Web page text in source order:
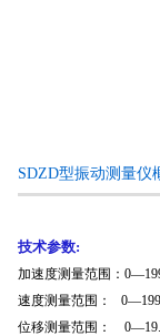
SDZD型振动测量仪
技术参数:
加速度测量范围：
速度测量范围：
位移测量范围：